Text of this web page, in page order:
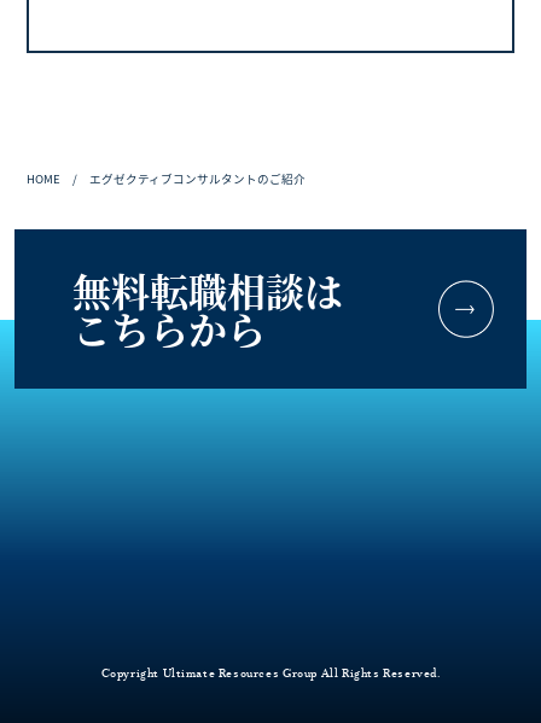
HOME エグゼクティブコンサルタントのご紹介
無料転職相談は
こちらから
Copyright Ultimate Resources Group All Rights Reserved.